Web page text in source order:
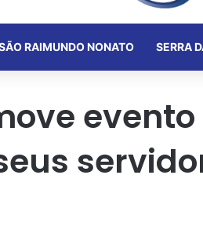
RAIMUNDO NONATO SERRA